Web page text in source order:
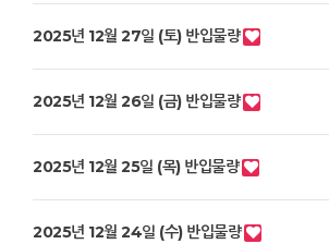
2025년 12월 27일 (토) 반입물량
2025년 12월 26일 (금) 반입물량
2025년 12월 25일 (목) 반입물량
2025년 12월 24일 (수) 반입물량